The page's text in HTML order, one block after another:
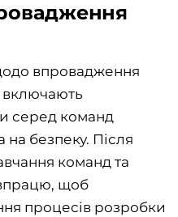
впровадження
включають
серед команд
на безпеку. Після
команд та
щоб
процесів розробки